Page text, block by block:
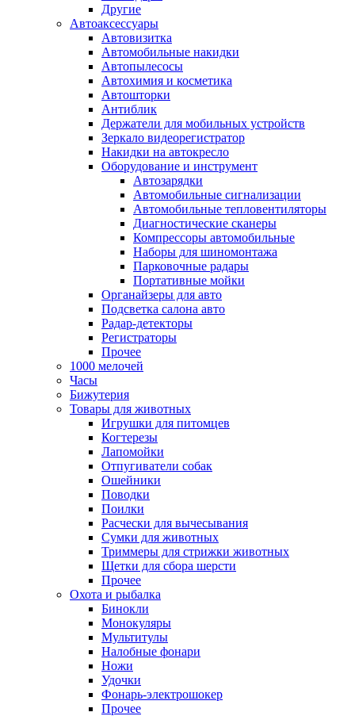
Другие
Автоаксессуары
Автовизитка
Автомобильные накидки
Автопылесосы
Автохимия и косметика
Автошторки
Антиблик
Держатели для мобильных устройств
Зеркало видеорегистратор
Накидки на автокресло
Оборудование и инструмент
Автозарядки
Автомобильные сигнализации
Автомобильные тепловентиляторы
Диагностические сканеры
Компрессоры автомобильные
Наборы для шиномонтажа
Парковочные радары
Портативные мойки
Органайзеры для авто
Подсветка салона авто
Радар-детекторы
Регистраторы
Прочее
1000 мелочей
Часы
Бижутерия
Товары для животных
Игрушки для питомцев
Когтерезы
Лапомойки
Отпугиватели собак
Ошейники
Поводки
Поилки
Расчески для вычесывания
Сумки для животных
Триммеры для стрижки животных
Щетки для сбора шерсти
Прочее
Охота и рыбалка
Бинокли
Монокуляры
Мультитулы
Налобные фонари
Ножи
Удочки
Фонарь-электрошокер
Прочее